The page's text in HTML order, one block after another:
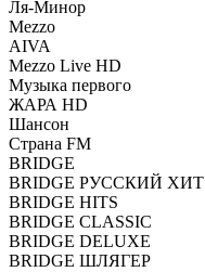
Ля-Минор
Mezzo
AIVA
Mezzo Live HD
Музыка первого
ЖАРА HD
Шансон
Страна FM
BRIDGE
BRIDGE РУССКИЙ ХИТ
BRIDGE HITS
BRIDGE CLASSIC
BRIDGE DELUXE
BRIDGE ШЛЯГЕР